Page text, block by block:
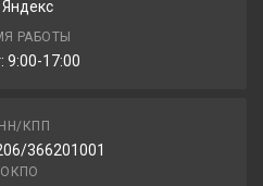
Ice+ 175/65R14 86T
₽
РАБОТЫ
9:00-17:00
КПП
366201001
ОКПО